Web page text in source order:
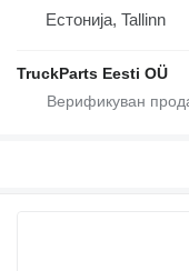
Естонија, Tallinn
TruckParts Eesti OÜ